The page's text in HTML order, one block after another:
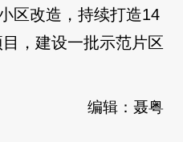
区改造，持续打造14
，建设一批示范片区
编辑：聂粤